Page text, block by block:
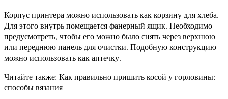
Корпус принтера можно использовать как корзину для хлеба.
Для этого внутрь помещается фанерный ящик. Необходимо
предусмотреть, чтобы его можно было снять через верхнюю
или переднюю панель для очистки. Подобную конструкцию
можно использовать как аптечку.
Читайте также: Как правильно пришить косой у горловины:
способы вязания